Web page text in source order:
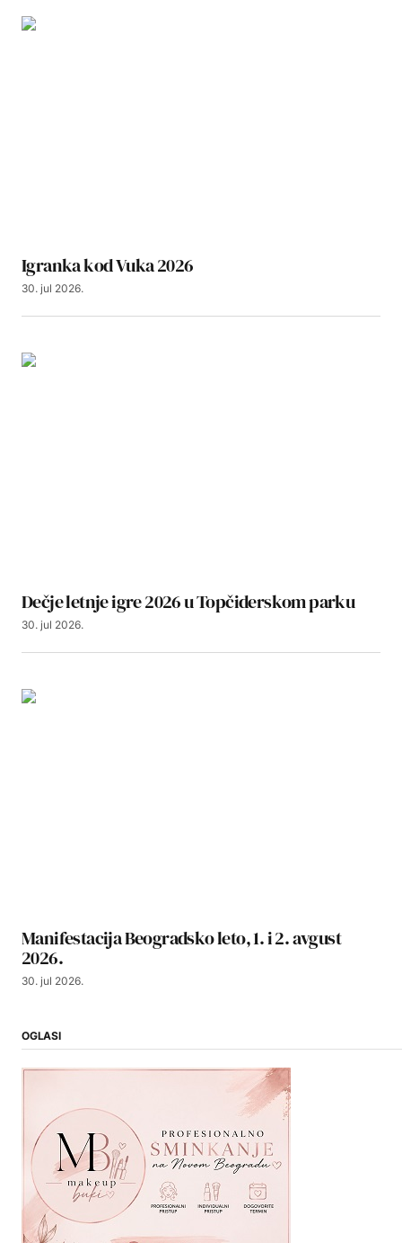
Igranka kod Vuka 2026
30. jul 2026.
Dečje letnje igre 2026 u Topčiderskom parku
30. jul 2026.
Manifestacija Beogradsko leto, 1. i 2. avgust
2026.
30. jul 2026.
OGLASI